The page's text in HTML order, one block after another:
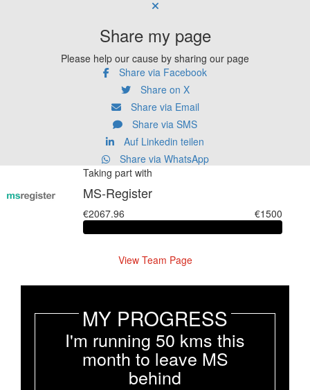
Share my page
Please help our cause by sharing our page
Share via Facebook
Share on X
Share via Email
Share via SMS
Auf Linkedin teilen
Share via WhatsApp
Taking part with
MS-Register
€2067.96 €1500
View Team Page
MY PROGRESS
I'm running 50 kms this
month to leave MS
behind